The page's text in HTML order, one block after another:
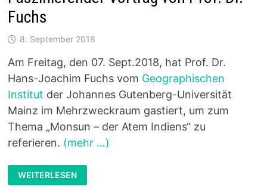
Fuchs
8. September 2018
Am Freitag, den 07. Sept.2018, hat Prof. Dr.
Hans-Joachim Fuchs vom Geographischen
Institut der Johannes Gutenberg-Universität
Mainz im Mehrzweckraum gastiert, um zum
Thema „Monsun – der Atem Indiens“ zu
referieren. (mehr …)
“MONSUN
–
DER
WEITERLESEN